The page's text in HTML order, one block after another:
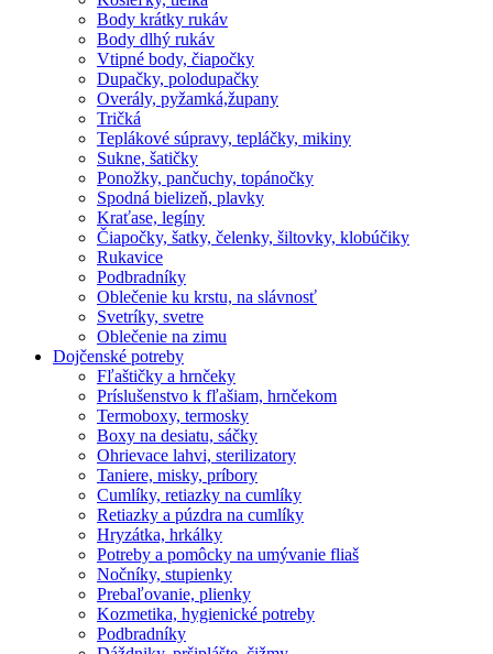
Body krátky rukáv
Body dlhý rukáv
Vtipné body, čiapočky
Dupačky, polodupačky
Overály, pyžamká,župany
Tričká
Teplákové súpravy, tepláčky, mikiny
Sukne, šatičky
Ponožky, pančuchy, topánočky
Spodná bielizeň, plavky
Kraťase, legíny
Čiapočky, šatky, čelenky, šiltovky, klobúčiky
Rukavice
Podbradníky
Oblečenie ku krstu, na slávnosť
Svetríky, svetre
Oblečenie na zimu
Dojčenské potreby
Fľaštičky a hrnčeky
Príslušenstvo k fľašiam, hrnčekom
Termoboxy, termosky
Boxy na desiatu, sáčky
Ohrievace lahvi, sterilizatory
Taniere, misky, príbory
Cumlíky, retiazky na cumlíky
Retiazky a púzdra na cumlíky
Hryzátka, hrkálky
Potreby a pomôcky na umývanie fliaš
Nočníky, stupienky
Prebaľovanie, plienky
Kozmetika, hygienické potreby
Podbradníky